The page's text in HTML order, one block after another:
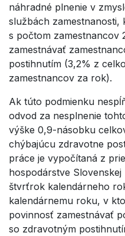
náhradné plnenie v
službách
s počtom zamestnancov
zamestnávať
postihnutím (3,2% z
zamestnancov za rok).
Ak túto podmienku
odvod za nesplnenie
výške 0,9-násobku
chýbajúcu zdravotne
práce je vypočítaná z
hospodárstve
štvrťrok kalendárneho
kalendárnemu roku, v
povinnosť zamestnávať
so zdravotným